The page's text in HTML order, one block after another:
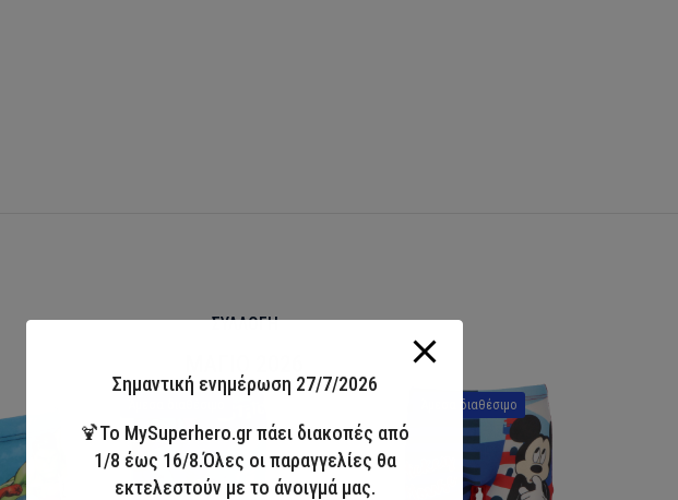
ΣΥΛΛΟΓΗ
Άμεσα διαθέσιμο
Σημαντική ενημέρωση 27/7/2026
🍹Το MySuperhero.gr πάει διακοπές από
1/8 έως 16/8.Όλες οι παραγγελίες θα
εκτελεστούν με το άνοιγμά μας.